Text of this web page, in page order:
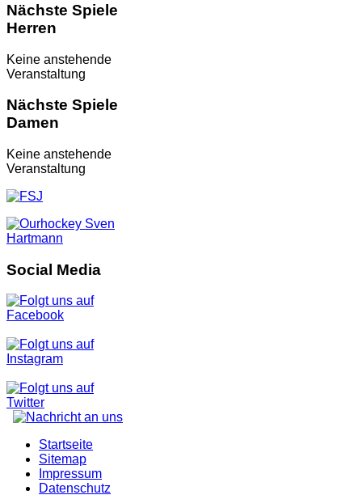
Nächste Spiele
Herren
Keine anstehende
Veranstaltung
Nächste Spiele
Damen
Keine anstehende
Veranstaltung
Social Media
Startseite
Sitemap
Impressum
Datenschutz